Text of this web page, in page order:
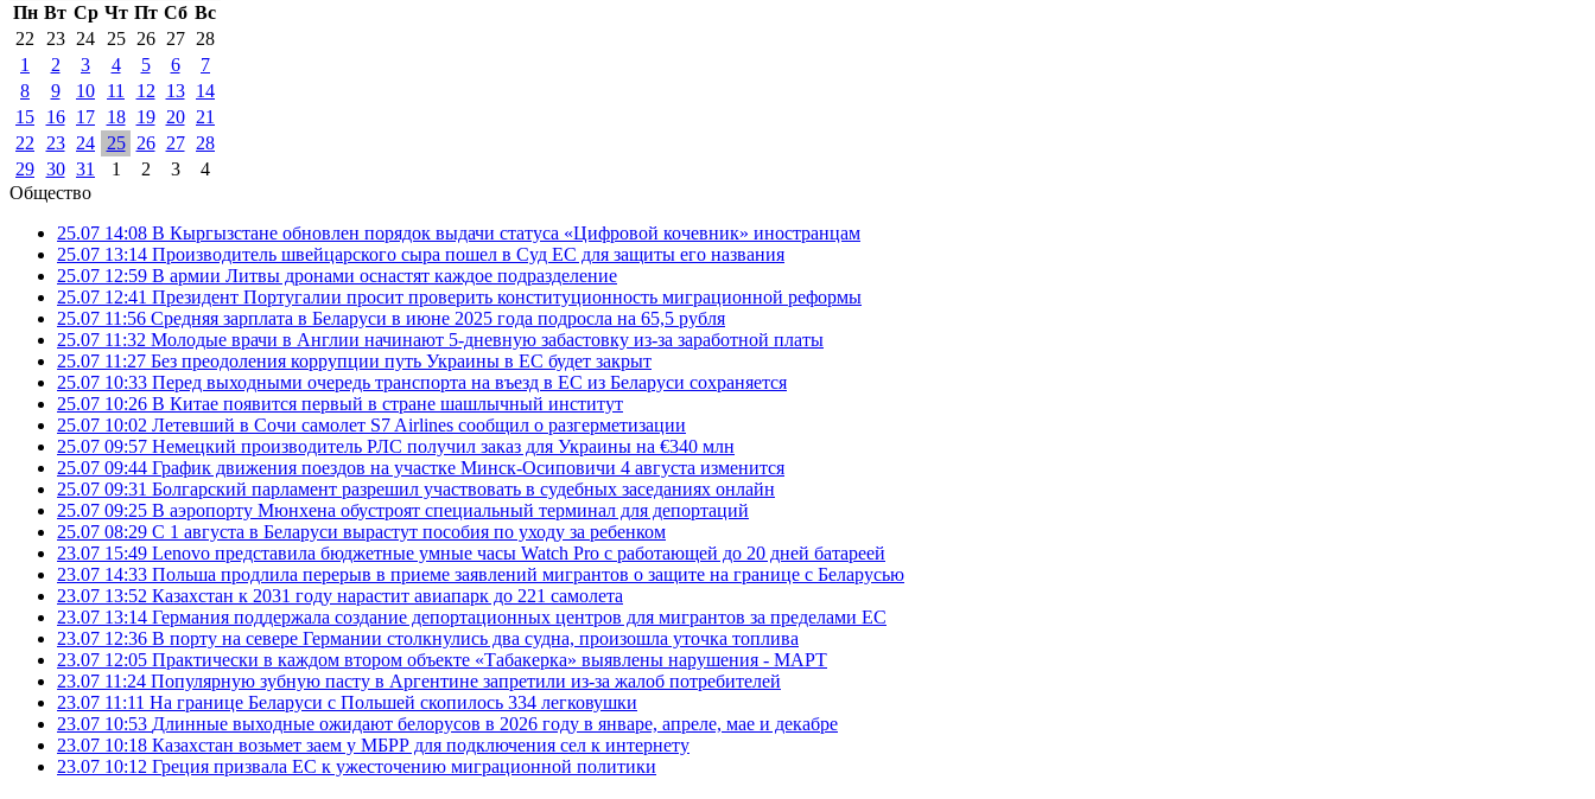
Пн Вт Ср Чт Пт Сб Вс
22
23 24 25 26 27
28
1
2 3 4 5 6
7
8
9 10 11 12 13
14
15
16 17 18 19 20
21
22
23 24 25 26 27
28
29 30 31 1 2 3
4
Общество
25.07 14:08 В Кыргызстане обновлен порядок выдачи статуса «Цифровой кочевник» иностранцам
25.07 13:14 Производитель швейцарского сыра пошел в Суд ЕС для защиты его названия
25.07 12:59 В армии Литвы дронами оснастят каждое подразделение
25.07 12:41 Президент Португалии просит проверить конституционность миграционной реформы
25.07 11:56 Средняя зарплата в Беларуси в июне 2025 года подросла на 65,5 рубля
25.07 11:32 Молодые врачи в Англии начинают 5-дневную забастовку из-за заработной платы
25.07 11:27 Без преодоления коррупции путь Украины в ЕС будет закрыт
25.07 10:33 Перед выходными очередь транспорта на въезд в ЕС из Беларуси сохраняется
25.07 10:26 В Китае появится первый в стране шашлычный институт
25.07 10:02 Летевший в Сочи самолет S7 Airlines сообщил о разгерметизации
25.07 09:57 Немецкий производитель РЛС получил заказ для Украины на €340 млн
25.07 09:44 График движения поездов на участке Минск-Осиповичи 4 августа изменится
25.07 09:31 Болгарский парламент разрешил участвовать в судебных заседаниях онлайн
25.07 09:25 В аэропорту Мюнхена обустроят специальный терминал для депортаций
25.07 08:29 С 1 августа в Беларуси вырастут пособия по уходу за ребенком
23.07 15:49 Lenovo представила бюджетные умные часы Watch Pro с работающей до 20 дней батареей
23.07 14:33 Польша продлила перерыв в приеме заявлений мигрантов о защите на границе с Беларусью
23.07 13:52 Казахстан к 2031 году нарастит авиапарк до 221 самолета
23.07 13:14 Германия поддержала создание депортационных центров для мигрантов за пределами ЕС
23.07 12:36 В порту на севере Германии столкнулись два судна, произошла уточка топлива
23.07 12:05 Практически в каждом втором объекте «Табакерка» выявлены нарушения - МАРТ
23.07 11:24 Популярную зубную пасту в Аргентине запретили из-за жалоб потребителей
23.07 11:11 На границе Беларуси с Польшей скопилось 334 легковушки
23.07 10:53 Длинные выходные ожидают белорусов в 2026 году в январе, апреле, мае и декабре
23.07 10:18 Казахстан возьмет заем у МБРР для подключения сел к интернету
23.07 10:12 Греция призвала ЕС к ужесточению миграционной политики